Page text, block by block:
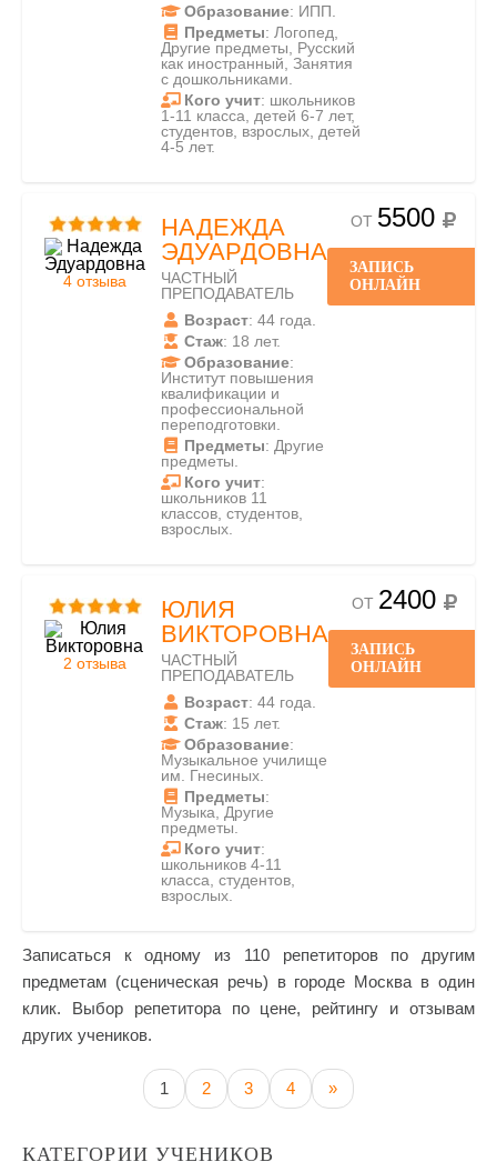
Образование: ИПП.
Предметы: Логопед,
Другие предметы, Русский
как иностранный, Занятия
с дошкольниками.
Кого учит: школьников
1-11 класса, детей 6-7 лет,
студентов, взрослых, детей
4-5 лет.
4 отзыва
НАДЕЖДА
ЭДУАРДОВНА
ЧАСТНЫЙ
ПРЕПОДАВАТЕЛЬ
Возраст: 44 года.
Стаж: 18 лет.
Образование:
Институт повышения
квалификации и
профессиональной
переподготовки.
Предметы: Другие
предметы.
Кого учит:
школьников 11
классов, студентов,
взрослых.
ОТ 5500
ЗАПИСЬ
ОНЛАЙН
2 отзыва
ЮЛИЯ
ВИКТОРОВНА
ЧАСТНЫЙ
ПРЕПОДАВАТЕЛЬ
Возраст: 44 года.
Стаж: 15 лет.
Образование:
Музыкальное училище
им. Гнесиных.
Предметы:
Музыка, Другие
предметы.
Кого учит:
школьников 4-11
класса, студентов,
взрослых.
ОТ 2400
ЗАПИСЬ
ОНЛАЙН
Записаться к одному из 110 репетиторов по другим
предметам (сценическая речь) в городе Москва в один
клик. Выбор репетитора по цене, рейтингу и отзывам
других учеников.
1 2 3 4 »
КАТЕГОРИИ УЧЕНИКОВ